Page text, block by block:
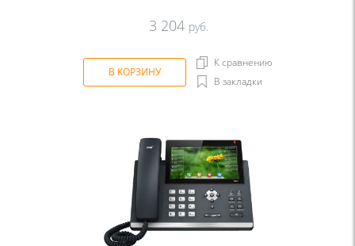
3 204 руб.
В КОРЗИНУ
К сравнению
В закладки